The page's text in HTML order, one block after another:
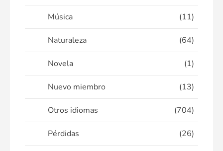
Música (11)
Naturaleza (64)
Novela (1)
Nuevo miembro (13)
Otros idiomas (704)
Pérdidas (26)